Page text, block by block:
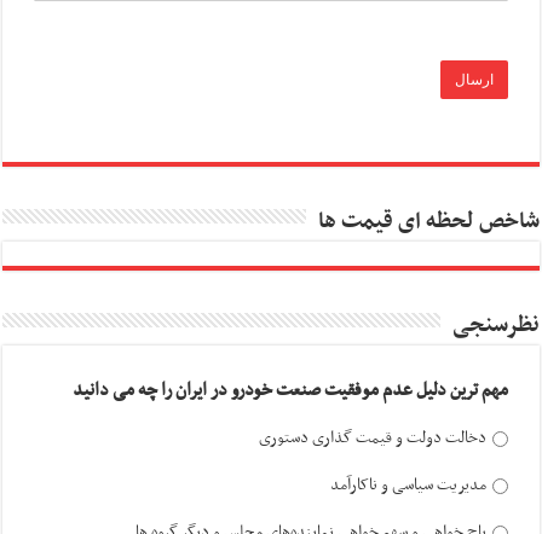
شاخص لحظه ای قیمت ها
نظرسنجی
مهم ترین دلیل عدم موفقیت صنعت خودرو در ایران را چه می دانید
دخالت دولت و قیمت گذاری دستوری
مدیریت سیاسی و ناکارآمد